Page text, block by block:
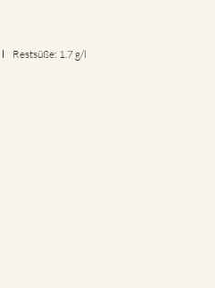
Restsüße: 1.7 g/l